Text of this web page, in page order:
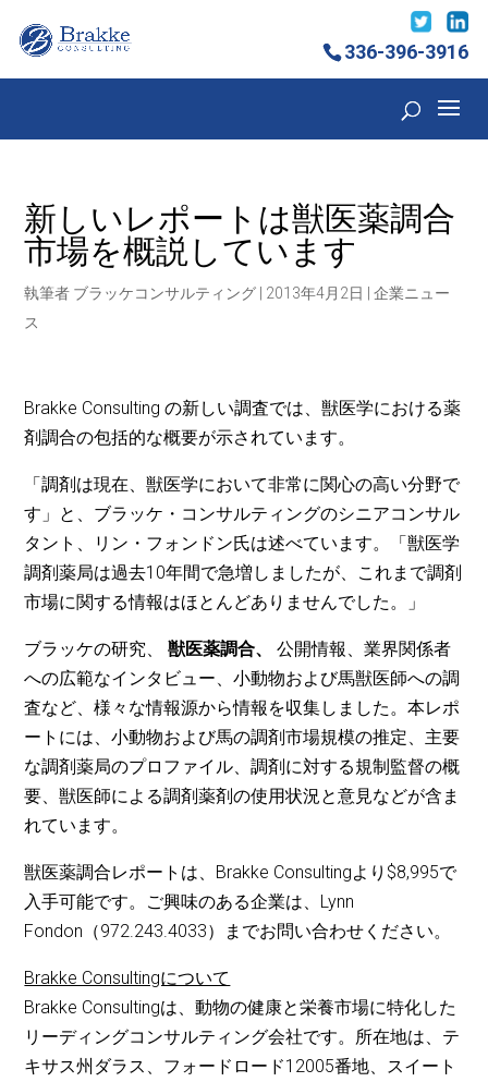
336-396-3916
新しいレポートは獣医薬調合
市場を概説しています
執筆者 ブラッケコンサルティング 2013年4月2日 |企業ニュー
ス
Brakke Consulting の新しい調査では、獣医学における薬
剤調合の包括的な概要が示されています。
「調剤は現在、獣医学において非常に関心の高い分野で
す」と、ブラッケ・コンサルティングのシニアコンサル
タント、リン・フォンドン氏は述べています。「獣医学
調剤薬局は過去10年間で急増しましたが、これまで調剤
市場に関する情報はほとんどありませんでした。」
ブラッケの研究、 獣医薬調合、
公開情報、業界関係者
への広範なインタビュー、小動物および馬獣医師への調
査など、様々な情報源から情報を収集しました。本レポ
ートには、小動物および馬の調剤市場規模の推定、主要
な調剤薬局のプロファイル、調剤に対する規制監督の概
要、獣医師による調剤薬剤の使用状況と意見などが含ま
れています。
獣医薬調合レポートは、Brakke Consultingより$8,995で
入手可能です。ご興味のある企業は、Lynn
Fondon（972.243.4033）までお問い合わせください。
Brakke Consultingについて
Brakke Consultingは、動物の健康と栄養市場に特化した
リーディングコンサルティング会社です。所在地は、テ
キサス州ダラス、フォードロード12005番地、スイート